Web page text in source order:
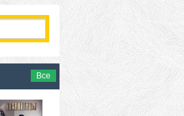
Все